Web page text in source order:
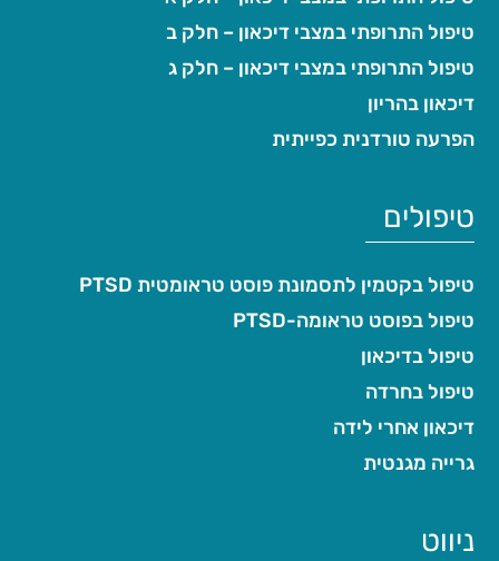
טיפול התרופתי במצבי דיכאון – חלק ב
טיפול התרופתי במצבי דיכאון – חלק ג
דיכאון בהריון
הפרעה טורדנית כפייתית
טיפולים
טיפול בקטמין לתסמונת פוסט טראומטית PTSD
טיפול בפוסט טראומה-PTSD
טיפול בדיכאון
טיפול בחרדה
דיכאון אחרי לידה
גרייה מגנטית
ניווט